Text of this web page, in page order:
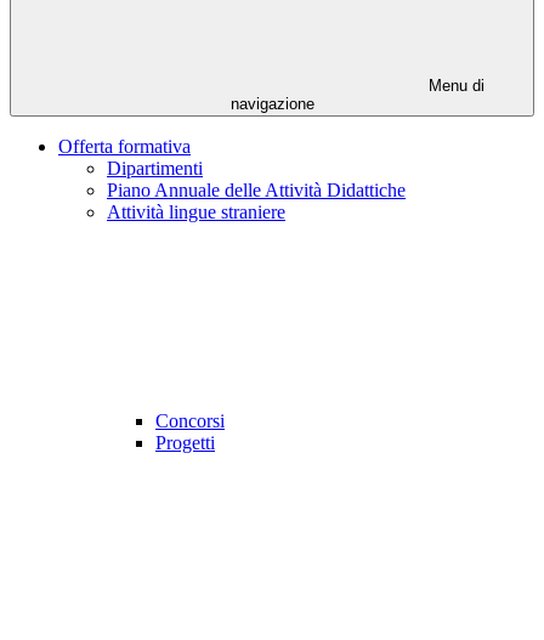
Menu di
navigazione
Offerta formativa
Dipartimenti
Piano Annuale delle Attività Didattiche
Attività lingue straniere
Concorsi
Progetti